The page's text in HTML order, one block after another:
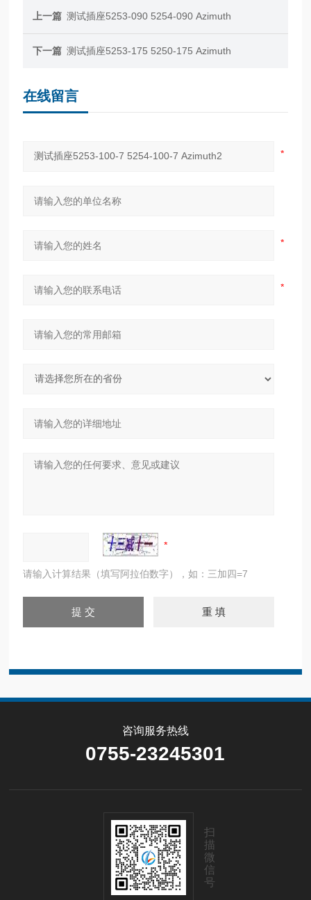
上一篇 测试插座5253-090 5254-090 Azimuth
下一篇 测试插座5253-175 5250-175 Azimuth
在线留言
请输入计算结果（填写阿拉伯数字），如：三加四=7
咨询服务热线
0755-23245301
扫
描
微
信
号